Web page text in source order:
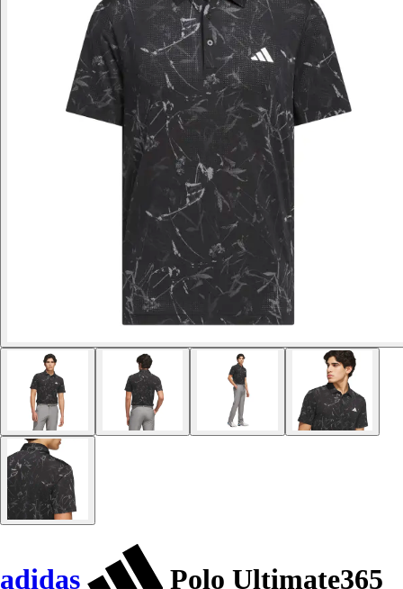
adidas
Polo Ultimate365